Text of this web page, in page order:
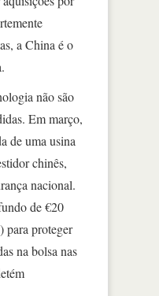
a China é o
não são
Em março,
de uma usina
chinês,
nacional.
de €20
para proteger
na bolsa nas